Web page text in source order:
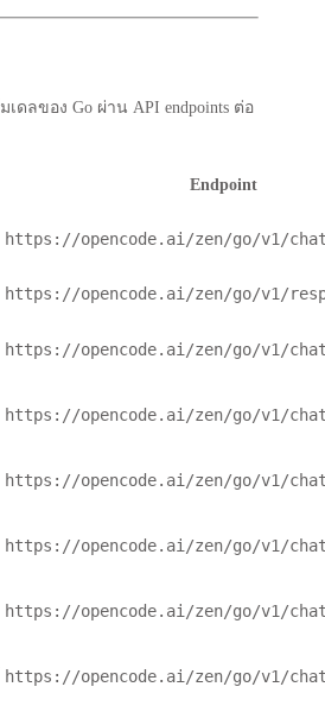
ดลของ Go ผ่าน API endpoints ต่อ
Endpoint
https://opencode.ai/zen/go/v1/
https://opencode.ai/zen/go/v1/
https://opencode.ai/zen/go/v1/
https://opencode.ai/zen/go/v1/
https://opencode.ai/zen/go/v1/
https://opencode.ai/zen/go/v1/
https://opencode.ai/zen/go/v1/
https://opencode.ai/zen/go/v1/